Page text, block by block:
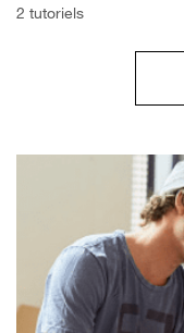
2 tutoriels